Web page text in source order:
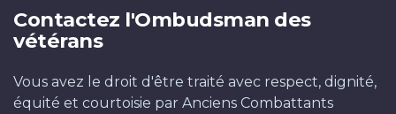
Contactez l'Ombudsman des
vétérans
Vous avez le droit d'être traité avec respect, dignité,
équité et courtoisie par Anciens Combattants